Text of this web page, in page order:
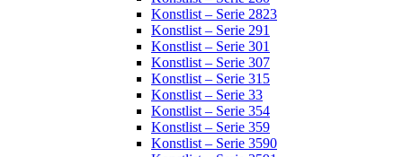
Konstlist – Serie 2823
Konstlist – Serie 291
Konstlist – Serie 301
Konstlist – Serie 307
Konstlist – Serie 315
Konstlist – Serie 33
Konstlist – Serie 354
Konstlist – Serie 359
Konstlist – Serie 3590